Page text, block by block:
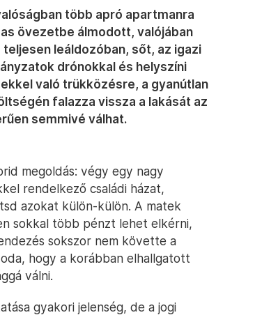
több apró apartmanra
övezetbe álmodott, valójában
leáldozóban, sőt, az igazi
drónokkal és helyszíni
való trükközésre, a gyanútlan
falazza vissza a lakását az
semmivé válhat.
megoldás: végy egy nagy
rendelkező családi házat,
azokat külön-külön. A matek
sokkal több pénzt lehet elkérni,
sokszor nem követte a
hogy a korábban elhallgatott
válni.
gyakori jelenség, de a jogi